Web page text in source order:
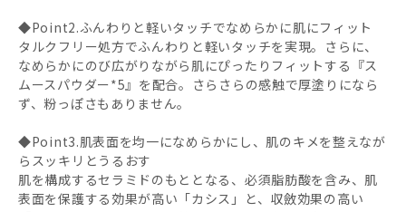
◆Point2.ふんわりと軽いタッチでなめらかに肌にフィット
タルクフリー処方でふんわりと軽いタッチを実現。さらに、
なめらかにのび広がりながら肌にぴったりフィットする『ス
ムースパウダー*5』を配合。さらさらの感触で厚塗りになら
ず、粉っぽさもありません。
◆Point3.肌表面を均一になめらかにし、肌のキメを整えなが
らスッキリとうるおす
肌を構成するセラミドのもととなる、必須脂肪酸を含み、肌
表面を保護する効果が高い「カシス」と、収斂効果の高い